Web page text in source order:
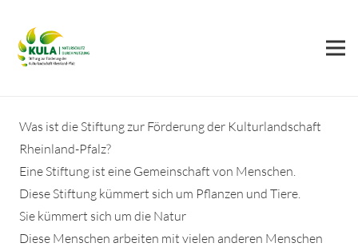
Was ist die Stiftung zur Förderung der Kulturlandschaft
Rheinland-Pfalz?
Eine Stiftung ist eine Gemeinschaft von Menschen.
Diese Stiftung kümmert sich um Pflanzen und Tiere.
Sie kümmert sich um die Natur
Diese Menschen arbeiten mit vielen anderen Menschen